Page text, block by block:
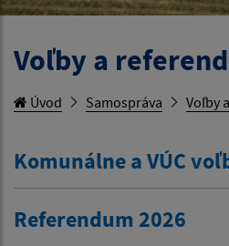
Voľby a
Úvod Samospráva Voľby
Komunálne a VÚC
Referendum 2026